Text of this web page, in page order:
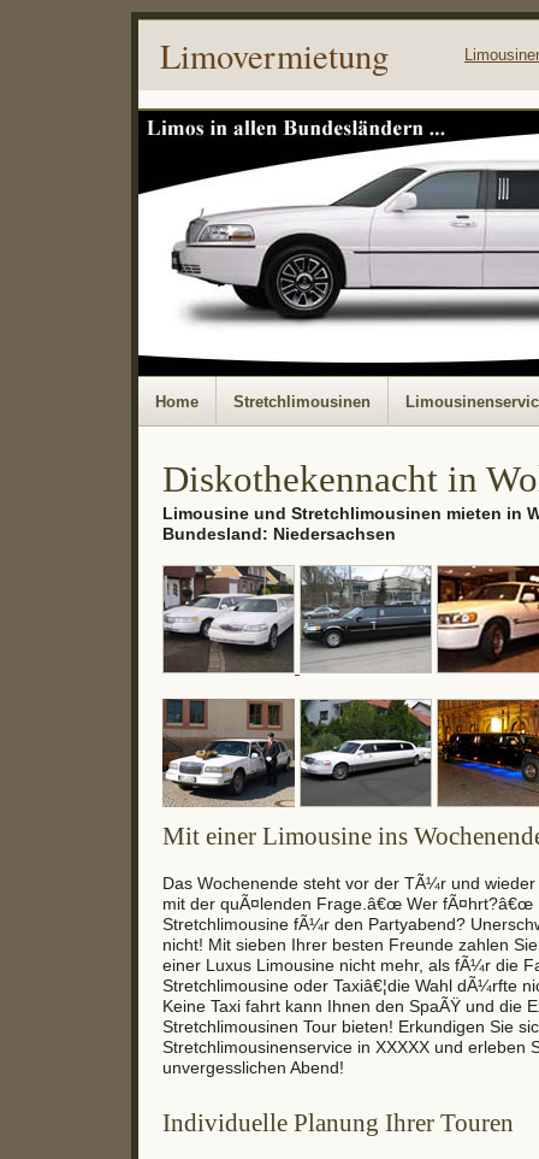
Limovermietung
Home Stretchlimousinen
Diskothekennacht in
Limousine und Stretchlimousinen mieten in
Bundesland: Niedersachsen
Mit einer Limousine ins
Das Wochenende steht vor der TÃ¼r und
mit der quÃ¤lenden Frage.â€œ Wer fÃ¤hrt?â€œ
Stretchlimousine fÃ¼r den Partyabend?
nicht! Mit sieben Ihrer besten Freunde zahlen
einer Luxus Limousine nicht mehr, als fÃ¼r die
Stretchlimousine oder Taxiâ€¦die Wahl dÃ¼rfte
Keine Taxi fahrt kann Ihnen den SpaÃŸ und die
Stretchlimousinen Tour bieten! Erkundigen Sie
Stretchlimousinenservice in XXXXX und erleben
unvergesslichen Abend!
Individuelle Planung Ihrer Touren